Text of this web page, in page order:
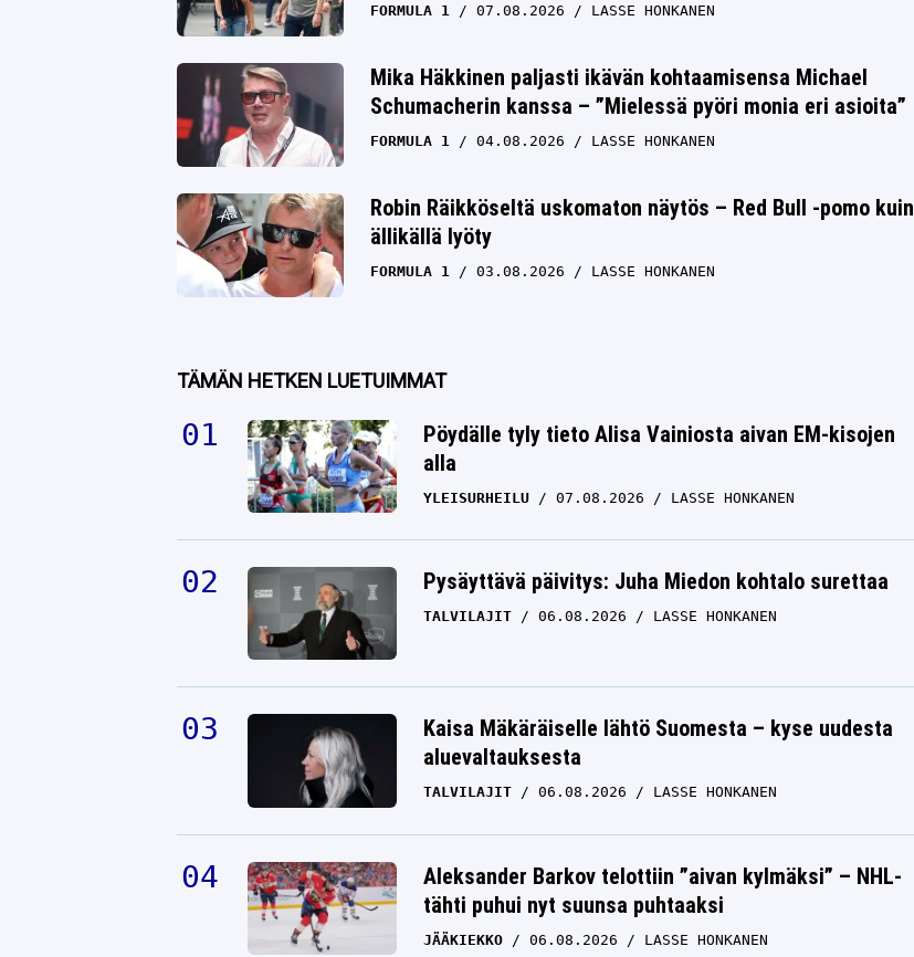
FORMULA 1 07.08.2026 LASSE HONKANEN
Mika Häkkinen paljasti ikävän kohtaamisensa Michael
Schumacherin kanssa – ”Mielessä pyöri monia eri asioita”
FORMULA 1 04.08.2026 LASSE HONKANEN
Robin Räikköseltä uskomaton näytös – Red Bull -pomo kuin
ällikällä lyöty
FORMULA 1 03.08.2026 LASSE HONKANEN
TÄMÄN HETKEN LUETUIMMAT
Pöydälle tyly tieto Alisa Vainiosta aivan EM-kisojen
alla
YLEISURHEILU 07.08.2026 LASSE HONKANEN
Pysäyttävä päivitys: Juha Miedon kohtalo surettaa
TALVILAJIT 06.08.2026 LASSE HONKANEN
Kaisa Mäkäräiselle lähtö Suomesta – kyse uudesta
aluevaltauksesta
TALVILAJIT 06.08.2026 LASSE HONKANEN
Aleksander Barkov telottiin ”aivan kylmäksi” – NHL-
tähti puhui nyt suunsa puhtaaksi
JÄÄKIEKKO 06.08.2026 LASSE HONKANEN